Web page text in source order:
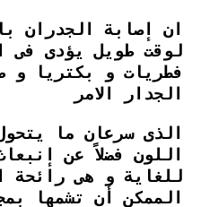
ان إصابة الجدران
لوقت طويل يؤدى فى
فطريات و بكتريا و
الجدار الامر
الذى سرعان ما
اللون فضلاً عن
للغاية و هى رائحة
الممكن أن تشمها